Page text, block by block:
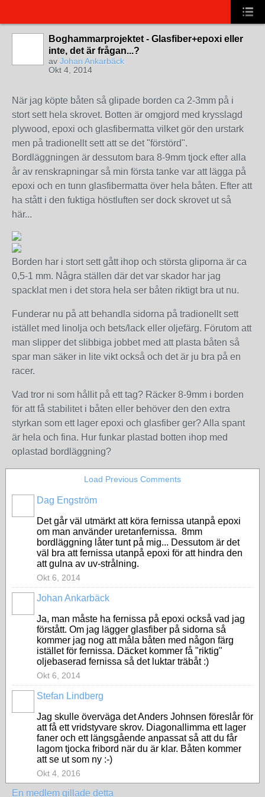
Boghammarprojektet - Glasfiber+epoxi eller
inte, det är frågan...?
av Johan Ankarbäck
Okt 4, 2014
När jag köpte båten så glipade borden ca 2-3mm på i
stort sett hela skrovet. Botten är omgjord med krysslagd
plywood, epoxi och glasfibermatta vilket gör den urstark
men på tradionellt sett att se det "förstörd".
Bordläggningen är dessutom bara 8-9mm tjock efter alla
år av renskrapningar så min första tanke var att lägga på
epoxi och en tunn glasfibermatta över hela båten. Efter att
ha stått i den fuktiga höstluften ser dock skrovet ut så
här...
Borden har i stort sett gått ihop och största gliporna är ca
0,5-1 mm. Några ställen där det var skador har jag
spacklat men i det stora hela ser båten riktigt bra ut nu.
Funderar nu på att behandla sidorna på tradionellt sett
istället med linolja och bets/lack eller oljefärg. Förutom att
man slipper det slibbiga jobbet med att plasta båten så
spar man säker in lite vikt också och det är ju bra på en
racer.
Vad tror ni som hållit på ett tag? Räcker 8-9mm i borden
för att få stabilitet i båten eller behöver den den extra
styrkan som ett lager epoxi och glasfiber ger? Alla spant
är hela och fina. Hur funkar plastad botten ihop med
oplastad bordläggning?
Load Previous Comments
Dag Engström
Det går väl utmärkt att köra fernissa utanpå epoxi
om man använder uretanfernissa. 8mm
bordläggning låter tunt på mig... Dessutom är det
väl bra att fernissa utanpå epoxi för att hindra den
att gulna av uv-strålning.
Okt 6, 2014
Johan Ankarbäck
Ja, man måste ha fernissa på epoxi också vad jag
förstått. Om jag lägger glasfiber på sidorna så
kommer jag nog att måla båten med någon färg
istället för fernissa. Däcket kommer få "riktig"
oljebaserad fernissa så det luktar träbåt :)
Okt 6, 2014
Stefan Lindberg
Jag skulle överväga det Anders Johnsen föreslår för
att få ett vridstyvare skrov. Diagonallimma ett lager
faner och ett längsgående anpassat så att du får
lagom tjocka fribord när du är klar. Båten kommer
att se ut som ny :-)
Okt 4, 2016
En medlem gillade detta